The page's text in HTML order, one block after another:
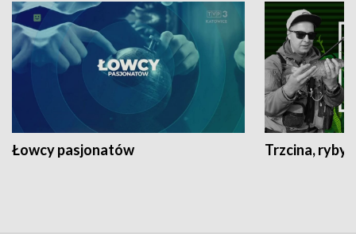
Łowcy pasjonatów Trzcina, ryby